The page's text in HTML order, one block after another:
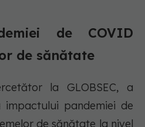
de COVID
de sănătate
la GLOBSEC, a
pandemiei de
de sănătate la nivel